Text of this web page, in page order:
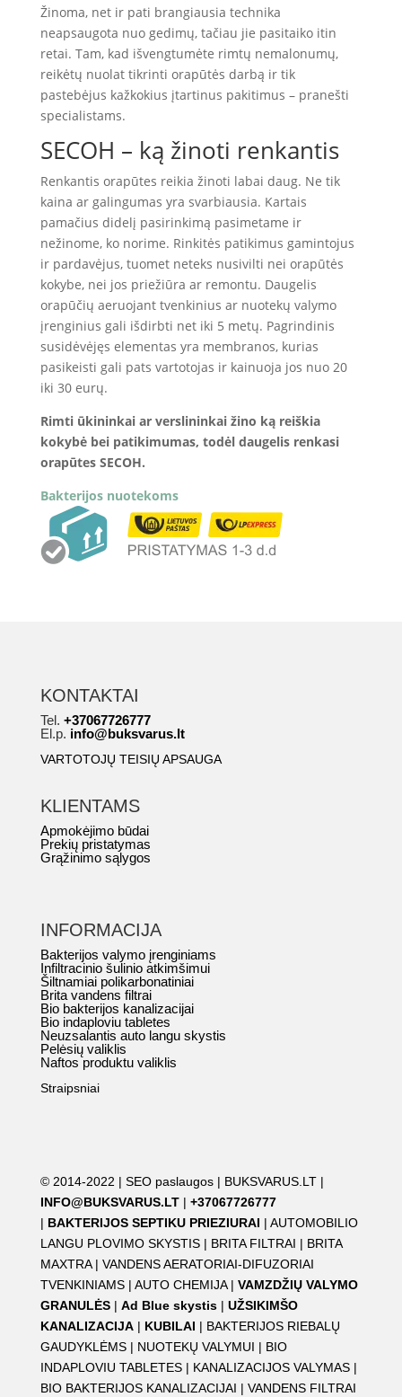
Žinoma, net ir pati brangiausia technika
neapsaugota nuo gedimų, tačiau jie pasitaiko itin
retai. Tam, kad išvengtumėte rimtų nemalonumų,
reikėtų nuolat tikrinti orapūtės darbą ir tik
pastebėjus kažkokius įtartinus pakitimus – pranešti
specialistams.
SECOH – ką žinoti renkantis
Renkantis orapūtes reikia žinoti labai daug. Ne tik
kaina ar galingumas yra svarbiausia. Kartais
pamačius didelį pasirinkimą pasimetame ir
nežinome, ko norime. Rinkitės patikimus gamintojus
ir pardavėjus, tuomet neteks nusivilti nei orapūtės
kokybe, nei jos priežiūra ar remontu. Daugelis
orapūčių aeruojant tvenkinius ar nuotekų valymo
įrenginius gali išdirbti net iki 5 metų. Pagrindinis
susidėvėjęs elementas yra membranos, kurias
pasikeisti gali pats vartotojas ir kainuoja jos nuo 20
iki 30 eurų.
Rimti ūkininkai ar verslininkai žino ką reiškia
kokybė bei patikimumas, todėl daugelis renkasi
orapūtes SECOH.
Bakterijos nuotekoms
KONTAKTAI
Tel. +37067726777
El.p. info@buksvarus.lt
VARTOTOJŲ TEISIŲ APSAUGA
KLIENTAMS
Apmokėjimo būdai
Prekių pristatymas
Grąžinimo sąlygos
INFORMACIJA
Bakterijos valymo įrenginiams
Infiltracinio šulinio atkimšimui
Šiltnamiai polikarbonatiniai
Brita vandens filtrai
Bio bakterijos kanalizacijai
Bio indaploviu tabletes
Neuzsalantis auto langu skystis
Pelėsių valiklis
Naftos produktu valiklis
Straipsniai
© 2014-2022 | SEO paslaugos| BUKSVARUS.LT|
INFO@BUKSVARUS.LT| +37067726777
| BAKTERIJOS SEPTIKU PRIEZIURAI | AUTOMOBILIO
LANGU PLOVIMO SKYSTIS| BRITA FILTRAI | BRITA
MAXTRA| VANDENS AERATORIAI-DIFUZORIAI
TVENKINIAMS| AUTO CHEMIJA| VAMZDŽIŲ VALYMO
GRANULĖS| Ad Blue skystis| UŽSIKIMŠO
KANALIZACIJA| KUBILAI | BAKTERIJOS RIEBALŲ
GAUDYKLĖMS| NUOTEKŲ VALYMUI | BIO
INDAPLOVIU TABLETES| KANALIZACIJOS VALYMAS|
BIO BAKTERIJOS KANALIZACIJAI | VANDENS FILTRAI